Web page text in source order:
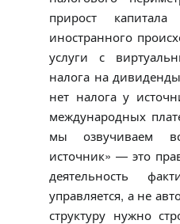
прирост
иностранного
услуги с
налога на
нет налога у
международных
мы озвучиваем
источник» — это
деятельность
управляется, а не
структуру нужно